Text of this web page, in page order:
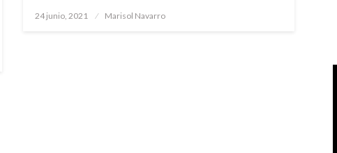
Publicado
24 junio, 2021 Marisol Navarro